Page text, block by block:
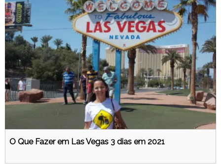
O Que Fazer em Las Vegas 3 dias em 2021